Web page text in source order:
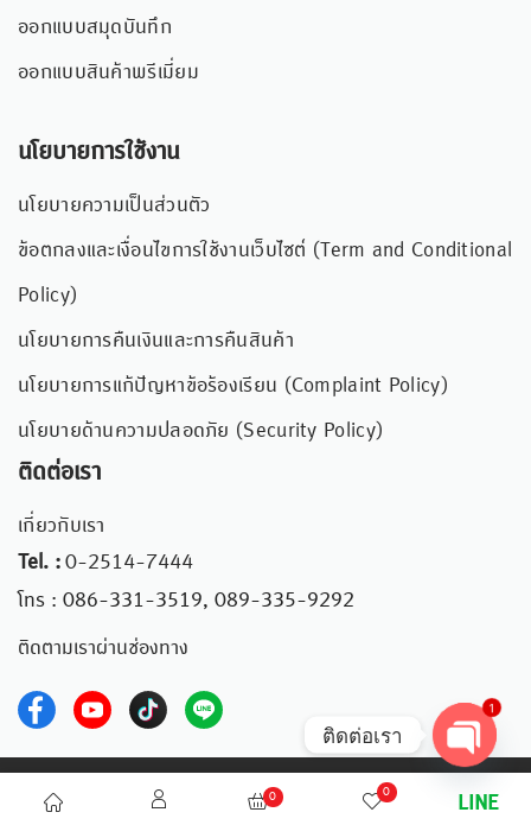
0 0 LINE
ออกแบบสมุดบันทึก
ออกแบบสินค้าพรีเมี่ยม
นโยบายการใช้งาน
นโยบายความเป็นส่วนตัว
ข้อตกลงและเงื่อนไขการใช้งานเว็บไซต์ (Term and Conditional
Policy)
นโยบายการคืนเงินและการคืนสินค้า
นโยบายการแก้ปัญหาข้อร้องเรียน (Complaint Policy)
นโยบายด้านความปลอดภัย (Security Policy)
ติดต่อเรา
เกี่ยวกับเรา
Tel. :0-2514-7444
โทร : 086-331-3519, 089-335-9292
ติดตามเราผ่านช่องทาง
©2023 ICONIDEA – ไอเดียสร้างสรรค์ สู่ผลิตภัณฑ์
ติดต่อเรา
Open chaty
1